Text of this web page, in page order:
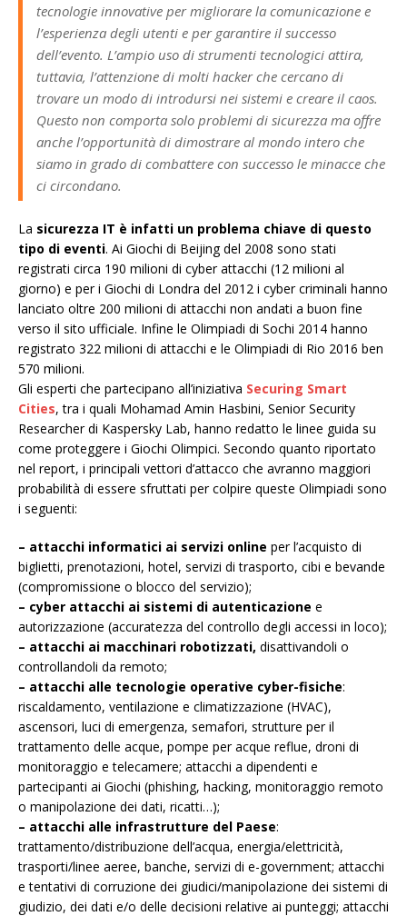
tecnologie innovative per migliorare la comunicazione e
l’esperienza degli utenti e per garantire il successo
dell’evento. L’ampio uso di strumenti tecnologici attira,
tuttavia, l’attenzione di molti hacker che cercano di
trovare un modo di introdursi nei sistemi e creare il caos.
Questo non comporta solo problemi di sicurezza ma offre
anche l’opportunità di dimostrare al mondo intero che
siamo in grado di combattere con successo le minacce che
ci circondano.
La sicurezza IT è infatti un problema chiave di questo
tipo di eventi. Ai Giochi di Beijing del 2008 sono stati
registrati circa 190 milioni di cyber attacchi (12 milioni al
giorno) e per i Giochi di Londra del 2012 i cyber criminali hanno
lanciato oltre 200 milioni di attacchi non andati a buon fine
verso il sito ufficiale. Infine le Olimpiadi di Sochi 2014 hanno
registrato 322 milioni di attacchi e le Olimpiadi di Rio 2016 ben
570 milioni.
Gli esperti che partecipano all’iniziativa Securing Smart
Cities, tra i quali Mohamad Amin Hasbini, Senior Security
Researcher di Kaspersky Lab, hanno redatto le linee guida su
come proteggere i Giochi Olimpici. Secondo quanto riportato
nel report, i principali vettori d’attacco che avranno maggiori
probabilità di essere sfruttati per colpire queste Olimpiadi sono
i seguenti:
– attacchi informatici ai servizi online per l’acquisto di
biglietti, prenotazioni, hotel, servizi di trasporto, cibi e bevande
(compromissione o blocco del servizio);
– cyber attacchi ai sistemi di autenticazione e
autorizzazione (accuratezza del controllo degli accessi in loco);
– attacchi ai macchinari robotizzati, disattivandoli o
controllandoli da remoto;
– attacchi alle tecnologie operative cyber-fisiche:
riscaldamento, ventilazione e climatizzazione (HVAC),
ascensori, luci di emergenza, semafori, strutture per il
trattamento delle acque, pompe per acque reflue, droni di
monitoraggio e telecamere; attacchi a dipendenti e
partecipanti ai Giochi (phishing, hacking, monitoraggio remoto
o manipolazione dei dati, ricatti…);
– attacchi alle infrastrutture del Paese:
trattamento/distribuzione dell’acqua, energia/elettricità,
trasporti/linee aeree, banche, servizi di e-government; attacchi
e tentativi di corruzione dei giudici/manipolazione dei sistemi di
giudizio, dei dati e/o delle decisioni relative ai punteggi; attacchi